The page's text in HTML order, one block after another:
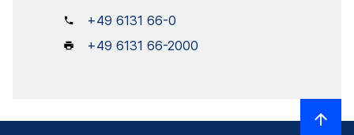
+49 6131 66-0
+49 6131 66-2000